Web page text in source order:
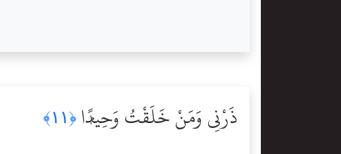
ذَرْنِى وَمَنْ خَلَقْتُ وَحِيدًۭا ﴿١١﴾